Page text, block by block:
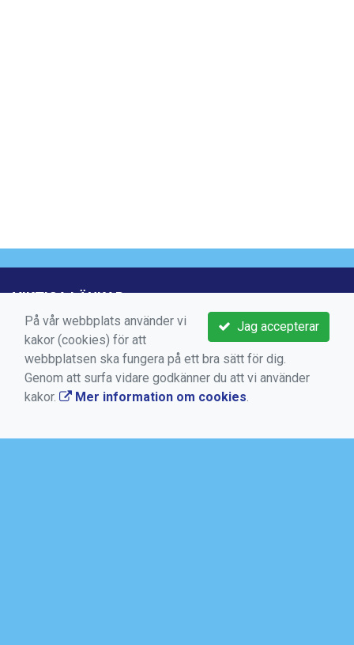
VIKTIGA LÄNKAR
Boka aktivitet
Kontakta oss
Medlems -och användarvillkor
Dataskyddsförordningen (GDPR)
Jag accepterar
På vår webbplats använder vi
kakor (cookies) för att
webbplatsen ska fungera på ett bra sätt för dig.
Genom att surfa vidare godkänner du att vi använder
kakor.
Mer information om cookies.